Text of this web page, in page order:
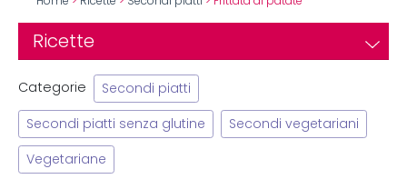
Ricette
Categorie Secondi piatti
Secondi piatti senza glutine Secondi vegetariani
Vegetariane